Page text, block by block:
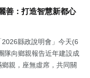
善：打造智慧新都心
2026縣政說明會」今天(6
隊向鄉親報告近年建設成
親，座無虛席，共同關